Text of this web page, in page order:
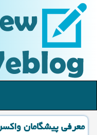
معرفی پیشگامان